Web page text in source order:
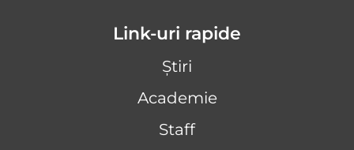
Link-uri rapide
Știri
Academie
Staff